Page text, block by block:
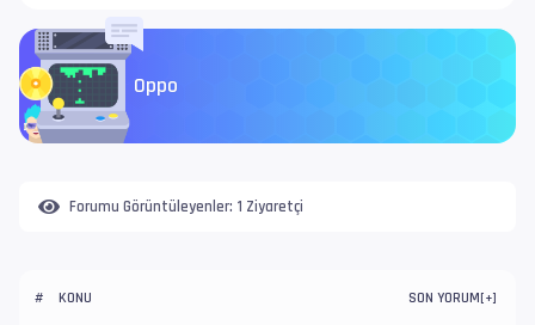
Oppo
Forumu Görüntüleyenler: 1 Ziyaretçi
# KONU SON YORUM[+]